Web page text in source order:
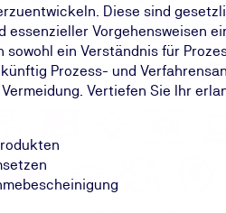
Diese sind
essenzieller Vorgehensweisen
sowohl ein Verständnis für
Prozess- und
Vertiefen Sie Ihr